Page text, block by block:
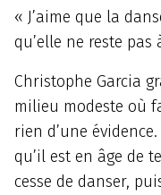
« J’aime que la
qu’elle ne reste pas
Christophe Garcia
milieu modeste où
rien d’une
qu’il est en âge de
cesse de danser,